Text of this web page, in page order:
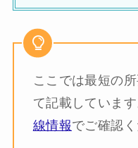
ここでは最短の
て記載していま
線情報でご確認く